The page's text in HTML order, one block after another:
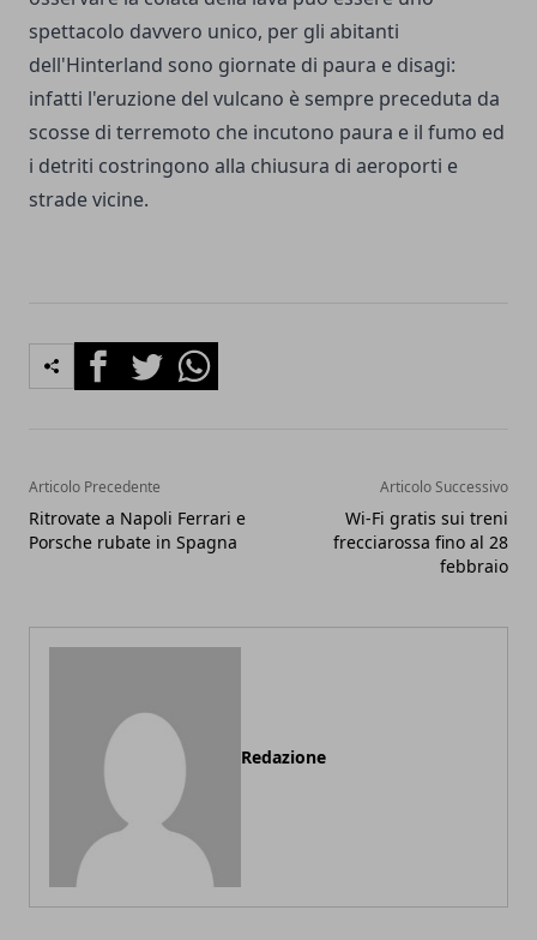
spettacolo davvero unico, per gli abitanti
dell'Hinterland sono giornate di paura e disagi:
infatti l'eruzione del vulcano è sempre preceduta da
scosse di terremoto che incutono paura e il fumo ed
i detriti costringono alla chiusura di aeroporti e
strade vicine.
FacebookTwitterWhatsapp
Articolo Precedente
Ritrovate a Napoli Ferrari e
Porsche rubate in Spagna
Articolo Successivo
Wi-Fi gratis sui treni
frecciarossa fino al 28
febbraio
Redazione